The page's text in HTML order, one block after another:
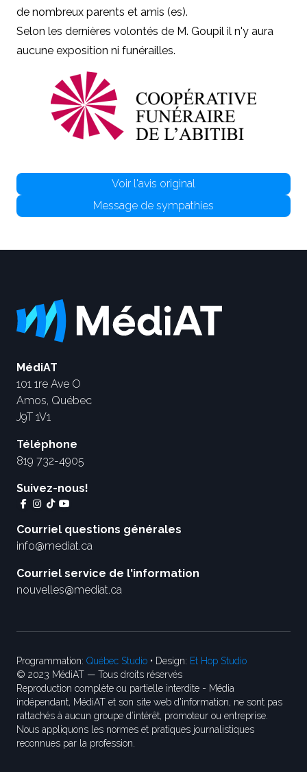
de nombreux parents et amis (es).
Selon les dernières volontés de M. Goupil il n'y aura
aucune exposition ni funérailles.
Voir l'avis original
Message de sympathies
MédiAT
101 1re Ave O
Amos, Québec
J9T 1V1
Téléphone
819 732-4905
Suivez-nous!
Courriel questions générales
info@mediat.ca
Courriel service de l'information
nouvelles@mediat.ca
Programmation: Québec Studio • Design: Et Hop Studio
© 2023 MédiAT — Tous droits réservés
Reproduction complète ou partielle interdite - Média
indépendant, MédiAT et son site web d'information, ne sont pas
rattachés à aucun groupe d’intérêt, promoteur ou entreprise.
Nous appliquons les normes et pratiques journalistiques
reconnues par la profession.